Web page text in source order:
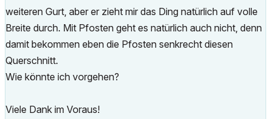
weiteren Gurt, aber er zieht mir das Ding natürlich auf volle
Breite durch. Mit Pfosten geht es natürlich auch nicht, denn
damit bekommen eben die Pfosten senkrecht diesen
Querschnitt.
Wie könnte ich vorgehen?
Viele Dank im Voraus!